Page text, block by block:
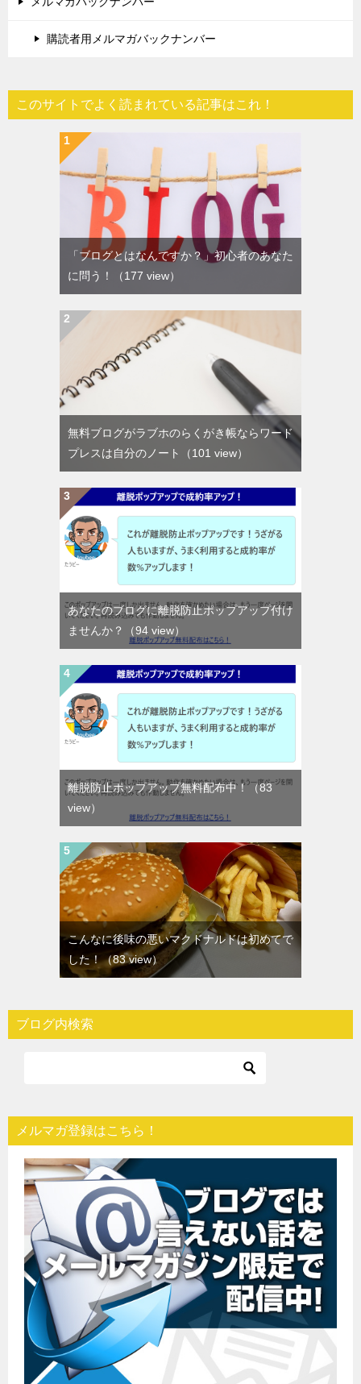
購読者用メルマガバックナンバー
このサイトでよく読まれている記事はこれ！
「ブログとはなんですか？」初心者のあなた
に問う！
（177 view）
無料ブログがラブホのらくがき帳ならワード
プレスは自分のノート
（101 view）
あなたのブログに離脱防止ポップアップ付け
ませんか？
（94 view）
離脱防止ポップアップ無料配布中！（83
view）
こんなに後味の悪いマクドナルドは初めてで
した！（83 view）
ブログ内検索
メルマガ登録はこちら！